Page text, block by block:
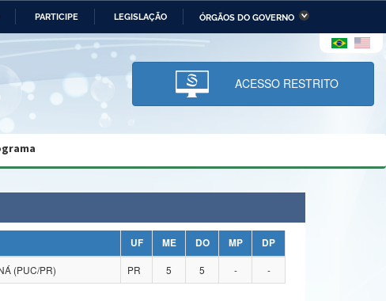
PARTICIPE LEGISLAÇÃO ÓRGÃOS DO GOVERNO
Ministério da Economia Ministério da Infraestrutura
Ministério da Ciência,
Tecnologia, Inovações e
Comunicações
e dos Direitos Humanos
Planalto
ACESSO RESTRITO
UF ME DO MP
DP
(PUC/PR) PR 5 5 - -